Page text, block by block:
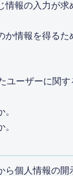
報の入力が
情報を得る
ーザーに関
個人情報の